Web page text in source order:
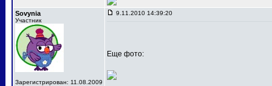
Sovynia
Участник
Зарегистрирован: 11.08.2009
9.11.2010 14:39:20
Еще фото: